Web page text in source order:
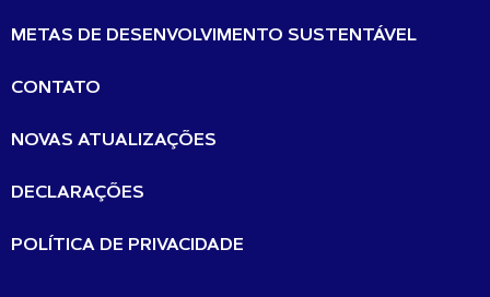
METAS DE DESENVOLVIMENTO SUSTENTÁVEL
CONTATO
NOVAS ATUALIZAÇÕES
DECLARAÇÕES
POLÍTICA DE PRIVACIDADE